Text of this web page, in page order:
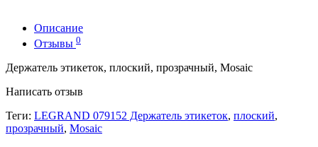
Описание
Отзывы 0
Держатель этикеток, плоский, прозрачный, Mosaic
Написать отзыв
Теги: LEGRAND 079152 Держатель этикеток, плоский,
прозрачный, Mosaic